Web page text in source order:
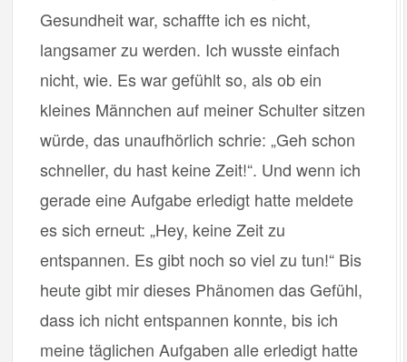
Gesundheit war, schaffte ich es nicht,
langsamer zu werden. Ich wusste einfach
nicht, wie. Es war gefühlt so, als ob ein
kleines Männchen auf meiner Schulter sitzen
würde, das unaufhörlich schrie: „Geh schon
schneller, du hast keine Zeit!“. Und wenn ich
gerade eine Aufgabe erledigt hatte meldete
es sich erneut: „Hey, keine Zeit zu
entspannen. Es gibt noch so viel zu tun!“ Bis
heute gibt mir dieses Phänomen das Gefühl,
dass ich nicht entspannen konnte, bis ich
meine täglichen Aufgaben alle erledigt hatte